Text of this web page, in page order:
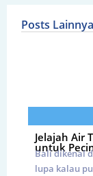
Posts Lainnya
Jelajah Air
untuk
Bali dikenal
lupa kalau